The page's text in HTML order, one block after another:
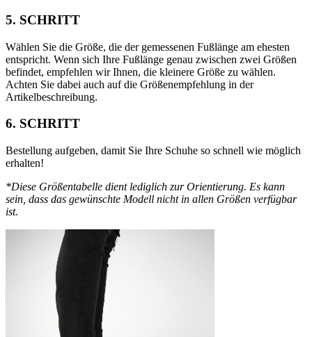
5. SCHRITT
Wählen Sie die Größe, die der gemessenen Fußlänge am ehesten
entspricht. Wenn sich Ihre Fußlänge genau zwischen zwei Größen
befindet, empfehlen wir Ihnen, die kleinere Größe zu wählen.
Achten Sie dabei auch auf die Größenempfehlung in der
Artikelbeschreibung.
6. SCHRITT
Bestellung aufgeben, damit Sie Ihre Schuhe so schnell wie möglich
erhalten!
*Diese Größentabelle dient lediglich zur Orientierung. Es kann
sein, dass das gewünschte Modell nicht in allen Größen verfügbar
ist.